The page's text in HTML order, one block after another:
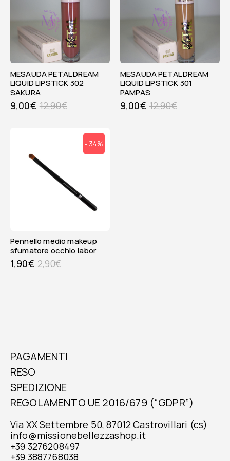
MESAUDA PETAL DREAM
LIQUID LIPSTICK 302
SAKURA
12,90€
9,00€
MESAUDA PETAL DREAM
LIQUID LIPSTICK 301
PAMPAS
12,90€
9,00€
- 34%
pennello medio makeup
sfumatore occhio labor
2,90€
1,90€
PAGAMENTI
RESO
SPEDIZIONE
REGOLAMENTO UE 2016/679 (“GDPR”)
Via XX Settembre 50, 87012 Castrovillari (cs)
info@missionebellezzashop.it
+39 3276208497
+39 3887768038